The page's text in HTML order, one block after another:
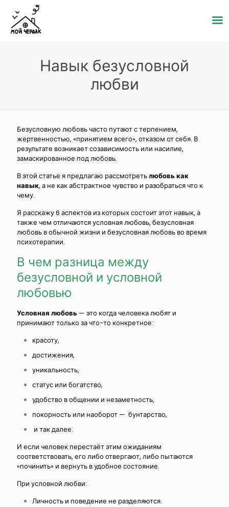
Навык безусловной
любви
Безусловную любовь часто путают с терпением,
жертвенностью, «принятием всего», отказом от себя. В
результате возникает созависимость или насилие,
замаскированное под любовь.
В этой статье я предлагаю рассмотретьлюбовь как
навык, а не как абстрактное чувство и разобраться что к
чему.
Я расскажу 6 аспектов из которых состоит этот навык, а
также чем отличаются условная любовь, безусловная
любовь в обычной жизни и безусловная любовь во время
психотерапии.
В чем разница между
безусловной и условной
любовью
Условная любовь — это когда человека любят и
принимают только за что-то конкретное:
красоту,
достижения,
уникальность,
статус или богатство,
удобство в общении и незаметность,
покорность или наоборот — бунтарство,
и так далее.
И если человек перестаёт этим ожиданиям
соответствовать, его либо отвергают, либо пытаются
«починить» и вернуть в удобное состояние.
При условной любви:
Личность и поведение не разделяются.